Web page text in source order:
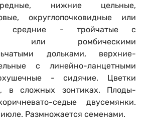
нижние цельные,
округлопочковидные или
средние - тройчатые с
или ромбическими
дольками, верхние-
с линейно-ланцетными
- сидячие. Цветки
в сложных зонтиках. Плоды-
седые двусемянки.
Размножается семенами.